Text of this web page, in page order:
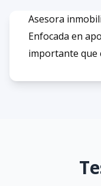
Asesora
Enfocada en
importante que